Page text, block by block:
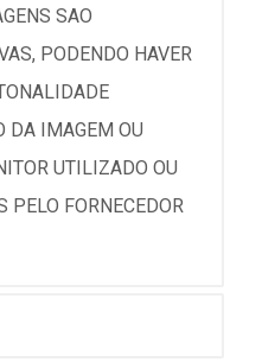
SAO
PODENDO HAVER
DA IMAGEM OU
UTILIZADO OU
PELO FORNECEDOR